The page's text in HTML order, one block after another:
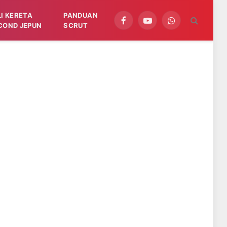
KERETA
JEPUN
PANDUAN
SCRUT
FacebookYouTubeWhatsApp